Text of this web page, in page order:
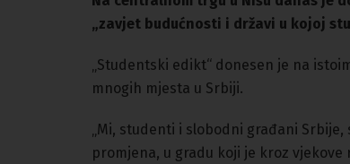
„zavjet budućnosti i državi u kojoj
„Studentski edikt“ donesen je na
mnogih mjesta u Srbiji.
„Mi, studenti i slobodni građani
promjena, u gradu koji je kroz